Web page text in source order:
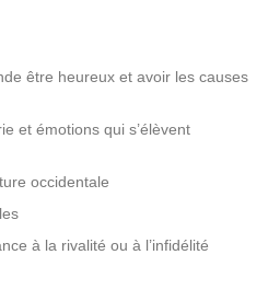
être heureux et avoir les causes
et émotions qui s’élèvent
occidentale
à la rivalité ou à l’infidélité